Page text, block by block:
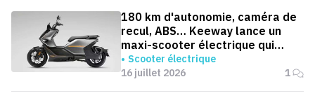
180 km d'autonomie, caméra de
recul, ABS… Keeway lance un
maxi-scooter électrique qui
défie le BMW CE 04
Scooter électrique
16 juillet 2026
1